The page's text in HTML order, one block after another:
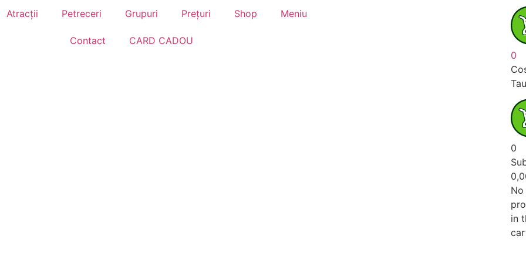
Atracții Petreceri Grupuri Prețuri Shop Meniu
Contact
CARD CADOU
0
Tau
0
No
in